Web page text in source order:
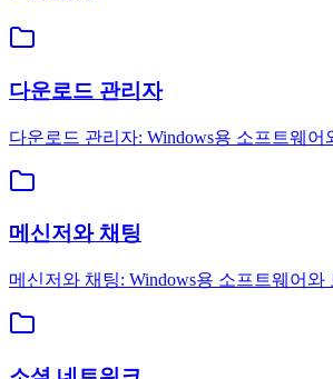
다운로드 관리자
다운로드 관리자: Windows용 소프트웨어
메신저와 채팅
메신저와 채팅: Windows용 소프트웨어와